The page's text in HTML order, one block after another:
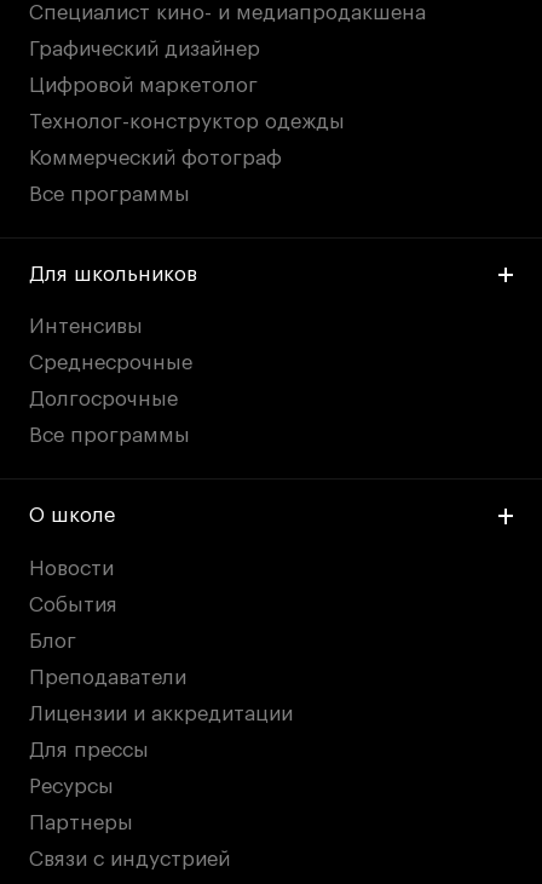
Специалист кино- и медиапродакшена
Графический дизайнер
Цифровой маркетолог
Технолог-конструктор одежды
Коммерческий фотограф
Все программы
Для школьников
Интенсивы
Среднесрочные
Долгосрочные
Все программы
О школе
Новости
События
Блог
Преподаватели
Лицензии и аккредитации
Для прессы
Ресурсы
Партнеры
Связи с индустрией